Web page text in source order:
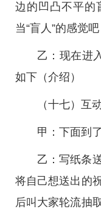
边的凹凸不平的
当“盲人”的感觉吧
乙：现在进
如下（介绍）
（十七）
甲：下面到
乙：写纸条
将自己想送出的
后叫大家轮流抽